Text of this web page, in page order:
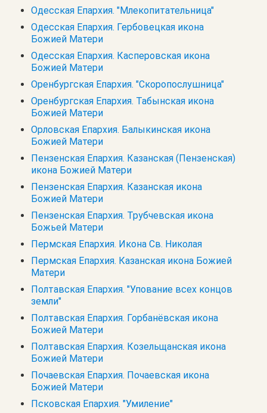
Одесская Епархия. "Млекопитательница"
Одесская Епархия. Гербовецкая икона
Божией Матери
Одесская Епархия. Касперовская икона
Божией Матери
Оренбургская Епархия. "Скоропослушница"
Оренбургская Епархия. Табынская икона
Божией Матери
Орловская Епархия. Балыкинская икона
Божией Матери
Пензенская Епархия. Казанская (Пензенская)
икона Божией Матери
Пензенская Епархия. Казанская икона
Божией Матери
Пензенская Епархия. Трубчевская икона
Божьей Матери
Пермская Епархия. Икона Св. Николая
Пермская Епархия. Казанская икона Божией
Матери
Полтавская Епархия. "Упование всех концов
земли"
Полтавская Епархия. Горбанёвская икона
Божией Матери
Полтавская Епархия. Козельщанская икона
Божией Матери
Почаевская Епархия. Почаевская икона
Божией Матери
Псковская Епархия. "Умиление"